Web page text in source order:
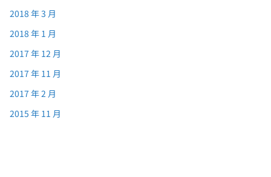
2018 年 3 月
2018 年 1 月
2017 年 12 月
2017 年 11 月
2017 年 2 月
2015 年 11 月